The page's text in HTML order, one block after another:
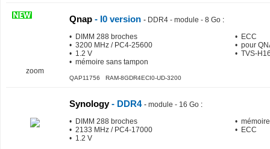
zoom
Qnap - I0 version - DDR4 - module - 8 Go :
• DIMM 288 broches
• 3200 MHz / PC4-25600
• 1.2 V
• mémoire sans tampon
• ECC
• pour
• TVS-
QAP11756 RAM-8GDR4ECI0-UD-3200
Synology- DDR4 - module - 16 Go :
• DIMM 288 broches
• 2133 MHz / PC4-17000
• 1.2 V
•
• ECC